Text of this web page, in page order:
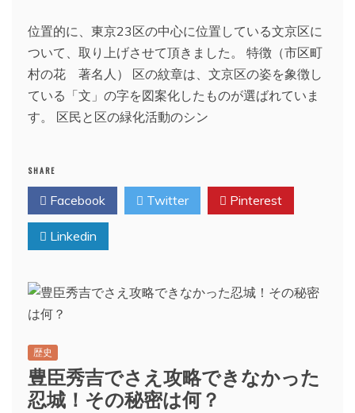
位置的に、東京23区の中心に位置している文京区に
ついて、取り上げさせて頂きました。 特徴（市区町
村の花 著名人） 区の紋章は、文京区の姿を象徴し
ている「文」の字を図案化したものが選ばれていま
す。 区民と区の緑化活動のシン
SHARE
Facebook Twitter Pinterest
Linkedin
歴史
豊臣秀吉でさえ攻略できなかった
忍城！その秘密は何？